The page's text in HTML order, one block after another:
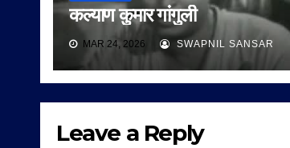
कल्याण कुमार गांगुली
MAR 24, 2026 SWAPNIL SANSAR
Leave a Reply